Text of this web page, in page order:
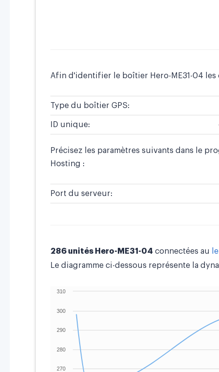
Afin d'identifier le boîtier Hero-ME31-04
Type du boîtier GPS:
ID unique:
Précisez les paramètres suivants dans le
Hosting :
Port du serveur:
286 unités Hero-ME31-04 connectées au
Le diagramme ci-dessous représente la